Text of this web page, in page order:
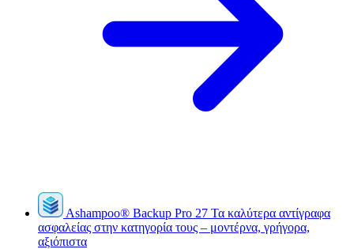
Ashampoo® Backup Pro 27 Τα καλύτερα αντίγραφα
ασφαλείας στην κατηγορία τους – μοντέρνα, γρήγορα,
αξιόπιστα